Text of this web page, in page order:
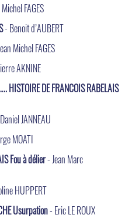
FAGES
- Benoit d’AUBERT
Michel FAGES
AKNINE
HISTOIRE DE FRANCOIS RABELAIS
JANNEAU
MOATI
Fou à délier- Jean Marc
HUPPERT
Usurpation- Eric LE ROUX